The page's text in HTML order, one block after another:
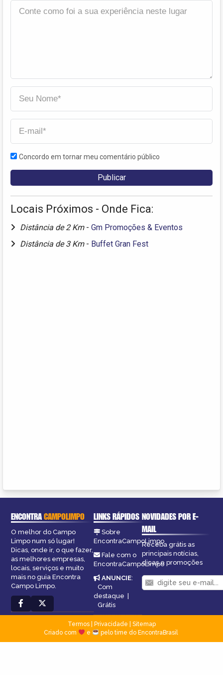
Concordo em tornar meu comentário público
Locais Próximos - Onde Fica:
Distância de 2 Km - Gm Promoções & Eventos
Distância de 3 Km - Buffet Gran Fest
ENCONTRACAMPOLIMPO
O melhor do Campo
Limpo num só lugar!
Dicas, onde ir, o que fazer,
as melhores empresas,
locais, serviços e muito
mais no guia Encontra
Campo Limpo.
LINKS RÁPIDOS
Sobre
EncontraCampoLimpo
Fale com o
EncontraCampoLimpo
ANUNCIE:
Com
destaque |
Grátis
NOVIDADES POR E-
MAIL
Receba grátis as
principais notícias,
dicas e promoções
Termos| Privacidade
Sitemap
Criado com
e pelo time do EncontraBrasil